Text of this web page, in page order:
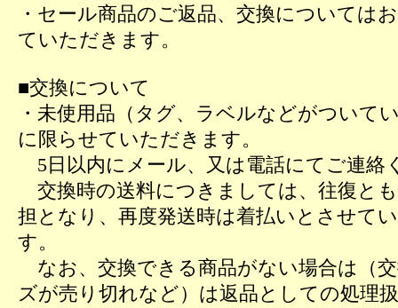
・セール商品のご返品、交換については
ていただきます。
■交換について
・未使用品（タグ、ラベルなどがついて
に限らせていただきます。
5日以内にメール、又は電話にてご連絡
交換時の送料につきましては、往復と
担となり、再度発送時は着払いとさせて
す。
なお、交換できる商品がない場合は（
ズが売り切れなど）は返品としての処理